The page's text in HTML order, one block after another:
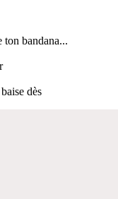
bandana...
dès